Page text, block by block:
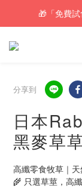
🚚訂
🎁「免費
🚚
分享到
日本
黑麥草
高纖零食牧草｜
🌾 只選草莖，高